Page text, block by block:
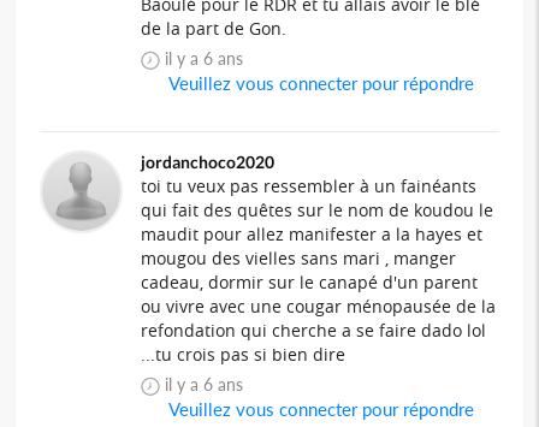
de la part de Gon.
il y a 6 ans
Veuillez vous connecter pour répondre
jordanchoco2020
toi tu veux pas ressembler à un fainéants
qui fait des quêtes sur le nom de koudou le
maudit pour allez manifester a la hayes et
mougou des vielles sans mari , manger
cadeau, dormir sur le canapé d'un parent
ou vivre avec une cougar ménopausée de la
refondation qui cherche a se faire dado lol
...tu crois pas si bien dire
il y a 6 ans
Veuillez vous connecter pour répondre